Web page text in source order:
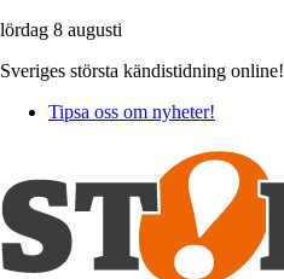
lördag 8 augusti
Sveriges största kändistidning online!
Tipsa oss om nyheter!